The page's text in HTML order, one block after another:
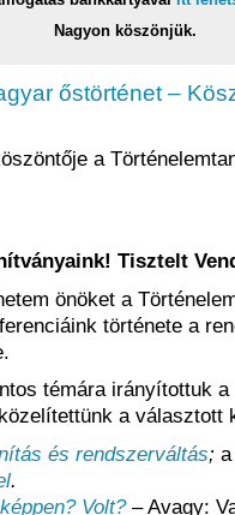
Nagyon köszönjük.
őstörténet –
a
Tisztelt
önöket a
története a
témára irányítottuk
a választott
és rendszerváltás;
.
Volt? – Avagy: